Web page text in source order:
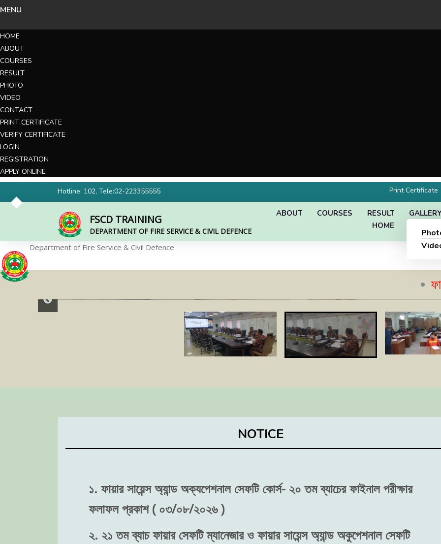
MENU
HOME
ABOUT
COURSES
RESULT
PHOTO
VIDEO
CONTACT
PRINT CERTIFICATE
VERIFY CERTIFICATE
LOGIN
REGISTRATION
APPLY ONLINE
Hotline: 102, Tele:02-223355555 Print Certificate
FSCD TRAINING
DEPARTMENT OF FIRE SERVICE & CIVIL DEFENCE
RESULT
COURSES
ABOUT
HOME
Department of Fire Service & Civil Defence
ফায়ার
NOTICE
১. ফায়ার সায়েন্স অ্যান্ড অক্যপেশনাল সেফটি কোর্স- ২০ তম ব্যাচের ফাইনাল পরীক্ষার
ফলাফল প্রকাশ ( ০৩/০৮/২০২৬ )
২. ২১ তম ব্যাচ ফায়ার সেফটি ম্যানেজার ও ফায়ার সায়েন্স অ্যান্ড অকুপেশনাল সেফটি